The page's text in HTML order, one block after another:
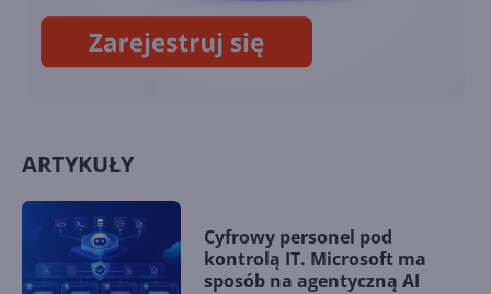
ARTYKUŁY
Cyfrowy personel pod
kontrolą IT. Microsoft ma
sposób na agentyczną AI